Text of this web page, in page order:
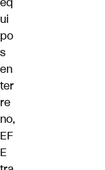
ui
po
s
en
ter
re
no,
EF
E